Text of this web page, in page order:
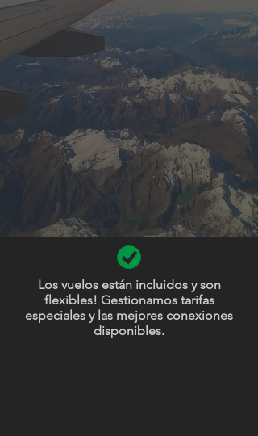
Los vuelos están incluidos y son
flexibles! Gestionamos tarifas
especiales y las mejores conexiones
disponibles.